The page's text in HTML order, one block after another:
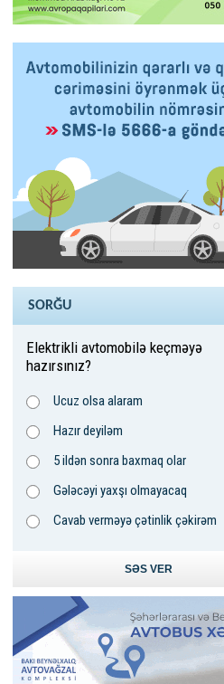
SORĞU
Elektrikli avtomobilə keçməyə
hazırsınız?
Ucuz olsa alaram
Hazır deyiləm
5 ildən sonra baxmaq olar
Gələcəyi yaxşı olmayacaq
Cavab verməyə çətinlik çəkirəm